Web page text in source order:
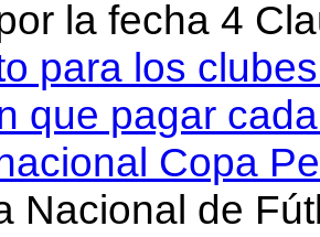
la fecha 4
para los
que pagar
Copa
Nacional de